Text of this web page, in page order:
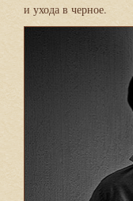
и ухода в черное.